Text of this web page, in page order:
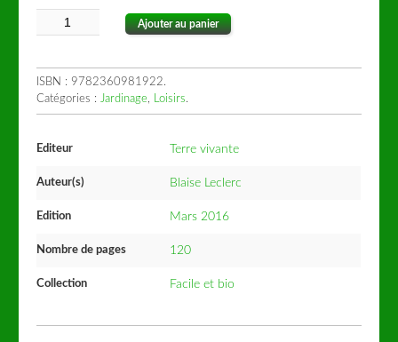
Ajouter au panier
ISBN : 9782360981922.
Catégories :Jardinage, Loisirs.
Editeur Terre vivante
Auteur(s) Blaise Leclerc
Edition Mars 2016
Nombre de pages 120
Collection Facile et bio